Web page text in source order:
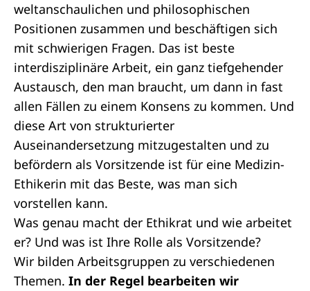
weltanschaulichen und philosophischen
Positionen zusammen und beschäftigen sich
mit schwierigen Fragen. Das ist beste
interdisziplinäre Arbeit, ein ganz tiefgehender
Austausch, den man braucht, um dann in fast
allen Fällen zu einem Konsens zu kommen. Und
diese Art von strukturierter
Auseinandersetzung mitzugestalten und zu
befördern als Vorsitzende ist für eine Medizin-
Ethikerin mit das Beste, was man sich
vorstellen kann.
Was genau macht der Ethikrat und wie arbeitet
er? Und was ist Ihre Rolle als Vorsitzende?
Wir bilden Arbeitsgruppen zu verschiedenen
Themen. In der Regel bearbeiten wir